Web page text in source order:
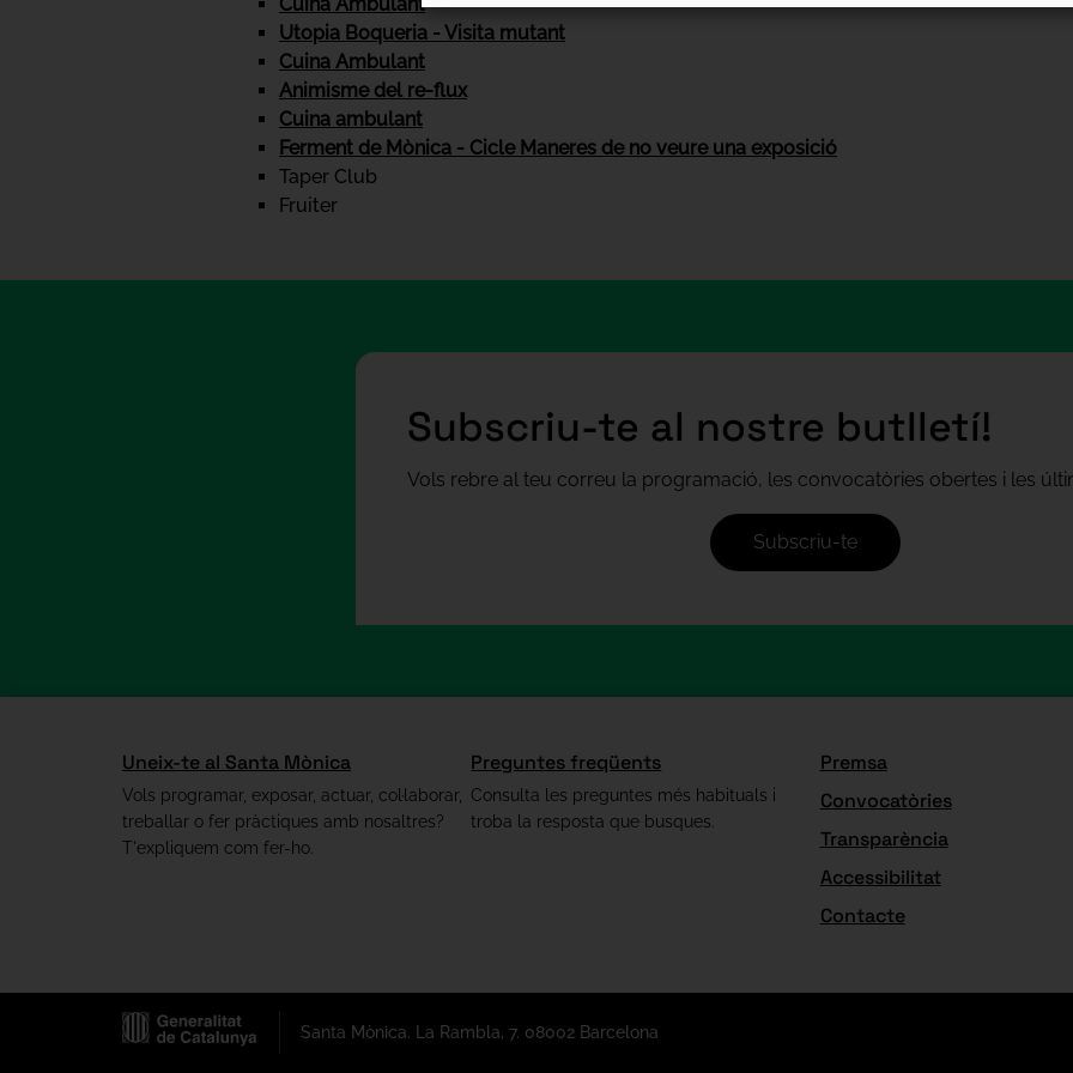
Utopia Boqueria - Visita mutant
Cuina Ambulant
Animisme del re-flux
Cuina ambulant
Ferment de Mònica - Cicle Maneres de no veure una exposició
Taper Club
Fruiter
Subscriu-te al nostre butlletí!
Vols rebre al teu correu la programació, les convocatòries obertes i les
Subscriu-te
Uneix-te al Santa Mònica
Vols programar, exposar, actuar, col·laborar,
treballar o fer pràctiques amb nosaltres?
T'expliquem com fer-ho.
Preguntes freqüents
Consulta les preguntes més habituals i
troba la resposta que busques.
Premsa
Convocatòries
Transparència
Accessibilitat
Contacte
Santa Mònica. La Rambla, 7. 08002 Barcelona